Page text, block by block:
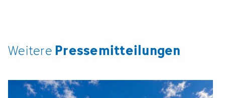
Weitere Pressemitteilungen